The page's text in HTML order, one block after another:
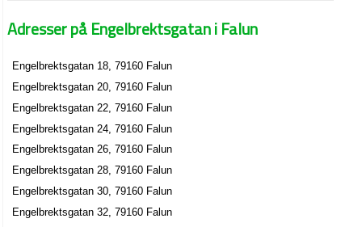
Engelbrektsgatan 16, 79162 Falun
Bengt Christer Sammils
023-28010
Engelbrektsgatan 16, 79162 Falun
Gruvstaden AB
Kjell Sune Carlsson
023-20777
Engelbrektsgatan 16, 79162 Falun
Grycken AB
Adresser på Engelbrektsgatan i Falun
Engelbrektsgatan 18, 79160 Falun
Engelbrektsgatan 20, 79160 Falun
Engelbrektsgatan 22, 79160 Falun
Engelbrektsgatan 24, 79160 Falun
Engelbrektsgatan 26, 79160 Falun
Engelbrektsgatan 28, 79160 Falun
Engelbrektsgatan 30, 79160 Falun
Engelbrektsgatan 32, 79160 Falun